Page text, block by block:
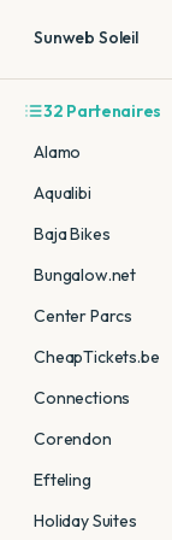
Sunweb Soleil
32 Partenaires
Alamo
Aqualibi
Baja Bikes
Bungalow.net
Center Parcs
CheapTickets.be
Connections
Corendon
Efteling
Holiday Suites